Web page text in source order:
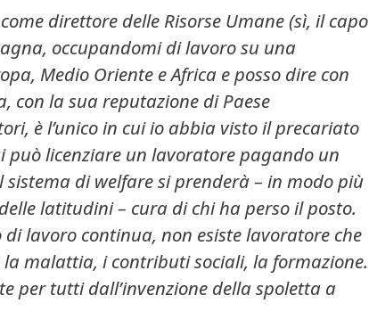
direttore delle Risorse Umane (sì, il capo
occupandomi di lavoro su una
Medio Oriente e Africa e posso dire con
con la sua reputazione di Paese
è l’unico in cui io abbia visto il precariato
può licenziare un lavoratore pagando un
sistema di welfare si prenderà – in modo più
latitudini – cura di chi ha perso il posto.
lavoro continua, non esiste lavoratore che
malattia, i contributi sociali, la formazione.
per tutti dall’invenzione della spoletta a